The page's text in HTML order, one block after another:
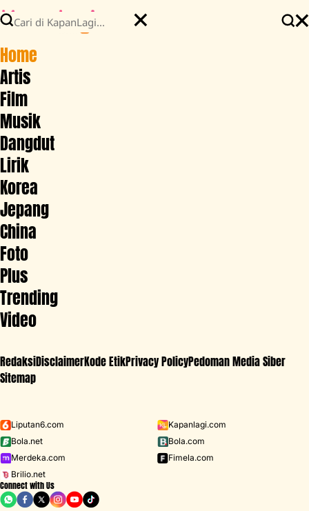
Iklan - Scroll ke bawah untuk melanjutkan
Home
Artis
Film
Musik
Dangdut
Lirik
Korea
Jepang
China
Foto
Plus
Trending
Video
RedaksiDisclaimerKode EtikPrivacy PolicyPedoman Media Siber
Sitemap
Liputan6.com
Kapanlagi.com
Bola.net
Bola.com
Merdeka.com
Fimela.com
Brilio.net
Connect with Us
D ACADEMY 8 Raisa